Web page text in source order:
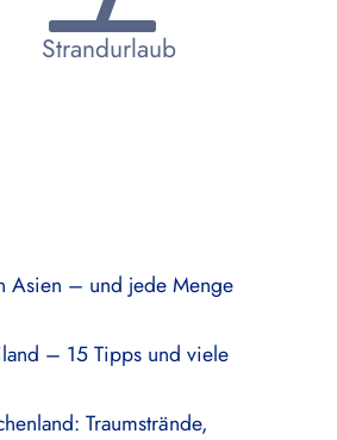
Strandurlaub
Asien – und jede Menge
– 15 Tipps und viele
Traumstrände,